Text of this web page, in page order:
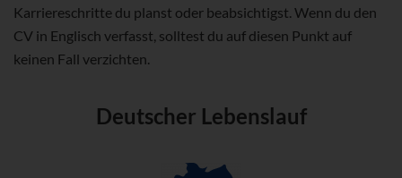
Karriereschritte du planst oder beabsichtigst. Wenn du den
CV in Englisch verfasst, solltest du auf diesen Punkt auf
keinen Fall verzichten.
Deutscher Lebenslauf